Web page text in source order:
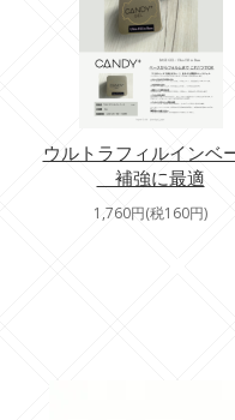
ウルトラフィルインベ
補強に最適
1,760円(税160円)